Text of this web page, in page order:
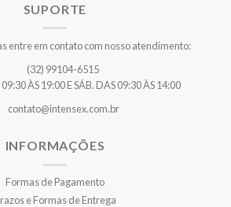
SUPORTE
entre em contato com nosso atendimento:
(32) 99104-6515
09:30 ÀS 19:00 E SÁB. DAS 09:30 ÀS 14:00
contato@intensex.com.br
INFORMAÇÕES
Formas de Pagamento
e Formas de Entrega